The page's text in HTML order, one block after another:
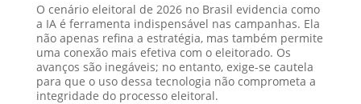
O cenário eleitoral de 2026 no Brasil evidencia como
a IA é ferramenta indispensável nas campanhas. Ela
não apenas refina a estratégia, mas também permite
uma conexão mais efetiva com o eleitorado. Os
avanços são inegáveis; no entanto, exige-se cautela
para que o uso dessa tecnologia não comprometa a
integridade do processo eleitoral.